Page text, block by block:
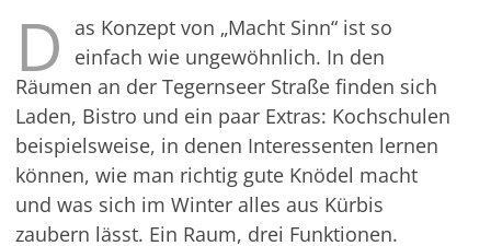
D as Konzept von „Macht Sinn“ ist so
einfach wie ungewöhnlich. In den
Räumen an der Tegernseer Straße finden sich
Laden, Bistro und ein paar Extras: Kochschulen
beispielsweise, in denen Interessenten lernen
können, wie man richtig gute Knödel macht
und was sich im Winter alles aus Kürbis
zaubern lässt. Ein Raum, drei Funktionen.